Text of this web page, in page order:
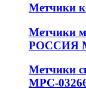
Метчики
Метчики
РОССИЯ
Метчики
МРС-